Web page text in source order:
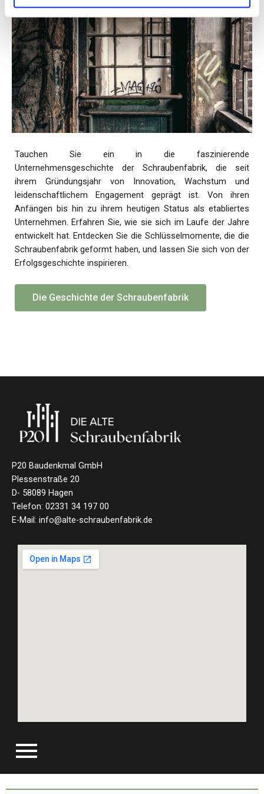
Tauchen Sie ein in die faszinierende
Unternehmensgeschichte der Schraubenfabrik, die seit
ihrem Gründungsjahr von Innovation, Wachstum und
leidenschaftlichem Engagement geprägt ist. Von ihren
Anfängen bis hin zu ihrem heutigen Status als etabliertes
Unternehmen. Erfahren Sie, wie sie sich im Laufe der Jahre
entwickelt hat. Entdecken Sie die Schlüsselmomente, die die
Schraubenfabrik geformt haben, und lassen Sie sich von der
Erfolgsgeschichte inspirieren.
Die Geschichte der Schraubenfabrik
P20 Baudenkmal GmbH
Plessenstraße 20
D- 58089 Hagen
Telefon: 02331 34 197 00
E-Mail: info@alte-schraubenfabrik.de